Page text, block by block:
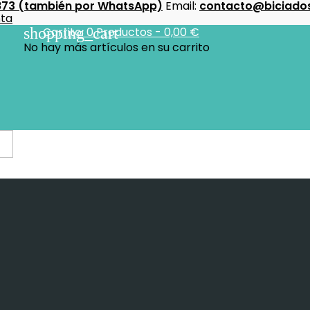
(también por WhatsApp) Email:
shopping_cart
Carrito:0Productos - 0,00 €
No hay más artículos en su carrito